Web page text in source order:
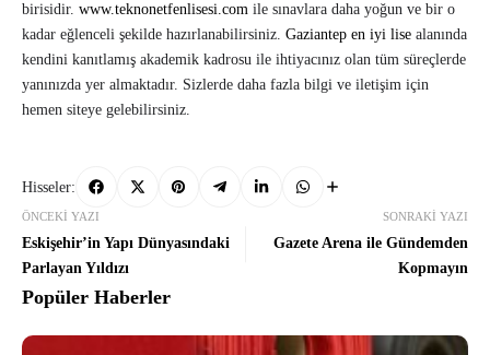
birisidir. www.teknonetfenlisesi.com ile sınavlara daha yoğun ve bir o
kadar eğlenceli şekilde hazırlanabilirsiniz. Gaziantep en iyi lise alanında
kendini kanıtlamış akademik kadrosu ile ihtiyacınız olan tüm süreçlerde
yanınızda yer almaktadır. Sizlerde daha fazla bilgi ve iletişim için
hemen siteye gelebilirsiniz.
Hisseler:
ÖNCEKI YAZI
Eskişehir’in Yapı Dünyasındaki
Parlayan Yıldızı
SONRAKI YAZI
Gazete Arena ile Gündemden
Kopmayın
Popüler Haberler